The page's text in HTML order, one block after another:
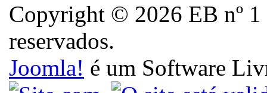
Copyright © 2026 EB nº
reservados.
Joomla! é um Software